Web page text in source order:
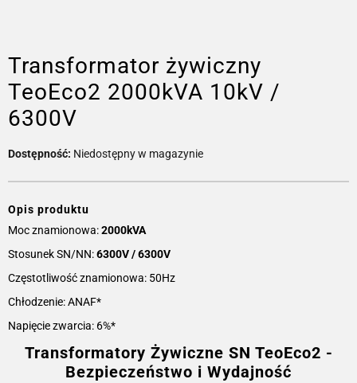
Transformator żywiczny
TeoEco2 2000kVA 10kV /
6300V
Dostępność: Niedostępny w magazynie
Opis produktu
Moc znamionowa:2000kVA
Stosunek SN/NN:6300V / 6300V
Częstotliwość znamionowa: 50Hz
Chłodzenie: ANAF*
Napięcie zwarcia: 6%*
Transformatory Żywiczne SN TeoEco2 -
Bezpieczeństwo i Wydajność